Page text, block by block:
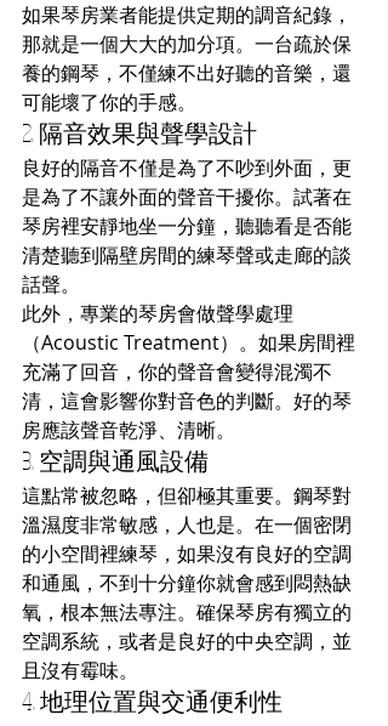
如果琴房業者能提供定期的調音紀錄，
那就是一個大大的加分項。一台疏於保
養的鋼琴，不僅練不出好聽的音樂，還
可能壞了你的手感。
2. 隔音效果與聲學設計
良好的隔音不僅是為了不吵到外面，更
是為了不讓外面的聲音干擾你。試著在
琴房裡安靜地坐一分鐘，聽聽看是否能
清楚聽到隔壁房間的練琴聲或走廊的談
話聲。
此外，專業的琴房會做聲學處理
（Acoustic Treatment）。如果房間裡
充滿了回音，你的聲音會變得混濁不
清，這會影響你對音色的判斷。好的琴
房應該聲音乾淨、清晰。
3. 空調與通風設備
這點常被忽略，但卻極其重要。鋼琴對
溫濕度非常敏感，人也是。在一個密閉
的小空間裡練琴，如果沒有良好的空調
和通風，不到十分鐘你就會感到悶熱缺
氧，根本無法專注。確保琴房有獨立的
空調系統，或者是良好的中央空調，並
且沒有霉味。
4. 地理位置與交通便利性